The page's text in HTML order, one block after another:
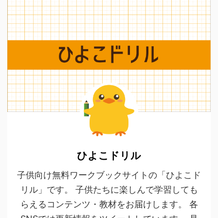
ひよこドリル
子供向け無料ワークブックサイトの「ひよこド
リル」です。 子供たちに楽しんで学習しても
らえるコンテンツ・教材をお届けします。 各